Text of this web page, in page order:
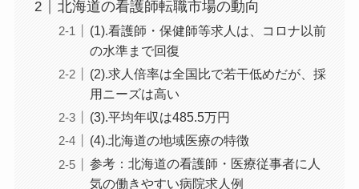
北海道の看護師転職市場の動向
(1).看護師・保健師等求人は、コロナ以前
の水準まで回復
(2).求人倍率は全国比で若干低めだが、採
用ニーズは高い
(3).平均年収は485.5万円
(4).北海道の地域医療の特徴
参考：北海道の看護師・医療従事者に人
気の働きやすい病院求人例